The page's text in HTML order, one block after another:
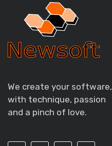
We create your software,
with technique, passion
and a pinch of love.